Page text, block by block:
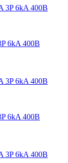
6kA 400В
6kA 400В